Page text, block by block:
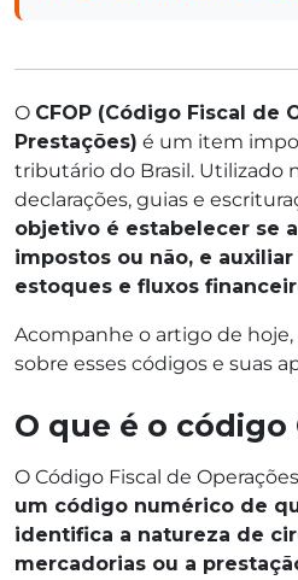
O CFOP (Código Fiscal de
Prestações) é um item
tributário do Brasil. Utilizado
declarações, guias e
objetivo é estabelecer se
impostos ou não, e
estoques e fluxos
Acompanhe o artigo de
sobre esses códigos e suas
O que é o código
O Código Fiscal de
um código numérico de
identifica a natureza de
mercadorias ou a